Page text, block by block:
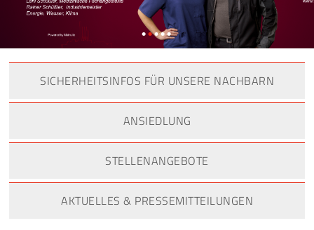
•••••
SICHERHEITSINFOS FÜR UNSERE NACHBARN
ANSIEDLUNG
STELLENANGEBOTE
AKTUELLES & PRESSEMITTEILUNGEN